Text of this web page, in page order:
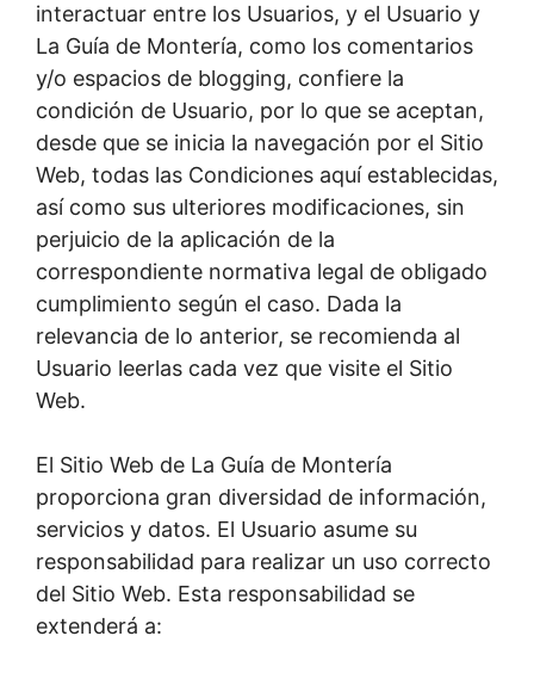
interactuar entre los Usuarios, y el Usuario y
La Guía de Montería, como los comentarios
y/o espacios de blogging, confiere la
condición de Usuario, por lo que se aceptan,
desde que se inicia la navegación por el Sitio
Web, todas las Condiciones aquí establecidas,
así como sus ulteriores modificaciones, sin
perjuicio de la aplicación de la
correspondiente normativa legal de obligado
cumplimiento según el caso. Dada la
relevancia de lo anterior, se recomienda al
Usuario leerlas cada vez que visite el Sitio
Web.
El Sitio Web de La Guía de Montería
proporciona gran diversidad de información,
servicios y datos. El Usuario asume su
responsabilidad para realizar un uso correcto
del Sitio Web. Esta responsabilidad se
extenderá a: